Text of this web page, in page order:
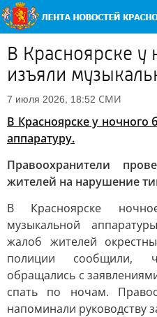
В Красноярске у
изъяли
7 июля 2026, 18:52 СМИ
В Красноярске у
аппаратуру.
Правоохранители
жителей на нарушение
В Красноярске
музыкальной
жалоб жителей
полиции сообщили,
обращались с
спать по ночам.
напоминали руководству